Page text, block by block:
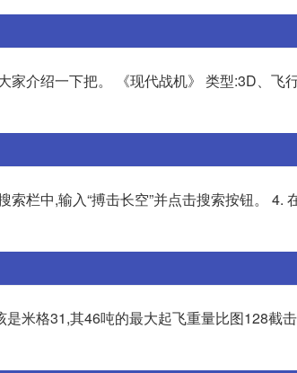
介绍一下把。 《现代战机》 类型:3D、飞行
栏中,输入“搏击长空”并点击搜索按钮。 4.
米格31,其46吨的最大起飞重量比图128截